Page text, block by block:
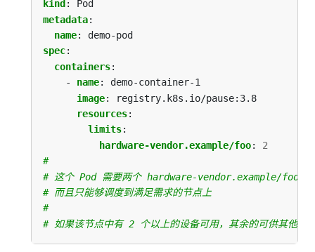
kind :
Pod
metadata:
name:
demo-pod
spec:
containers:
- name:
demo-container-1
image:
registry.k8s.io/pause:3.8
resources:
limits:
hardware-vendor.example/foo:
2
#
# 这个 Pod 需要两个 hardware-vendor.example/foo 设
# 而且只能够调度到满足需求的节点上
#
# 如果该节点中有 2 个以上的设备可用，其余的可供其他